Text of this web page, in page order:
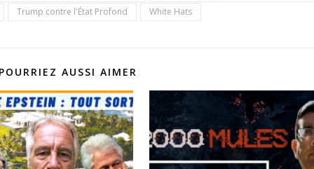
Trump contre l'État Profond
White Hats
AUSSI AIMER